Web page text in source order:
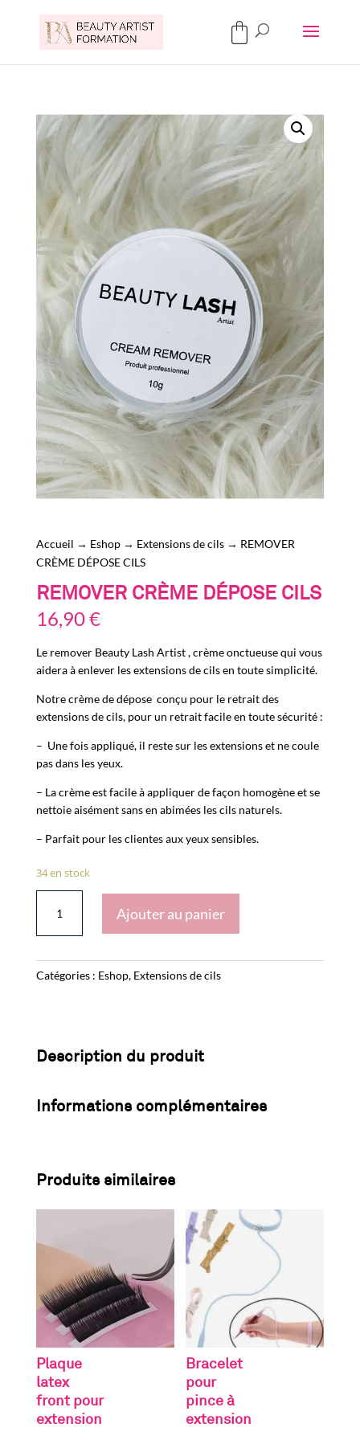
Accueil → Eshop→ Extensions de cils→ REMOVER
CRÈME DÉPOSE CILS
REMOVER CRÈME DÉPOSE CILS
16,90€
Le remover Beauty Lash Artist , crème onctueuse qui vous
aidera à enlever les extensions de cils en toute simplicité.
Notre crème de dépose conçu pour le retrait des
extensions de cils, pour un retrait facile en toute sécurité :
– Une fois appliqué, il reste sur les extensions et ne coule
pas dans les yeux.
– La crème est facile à appliquer de façon homogène et se
nettoie aisément sans en abimées les cils naturels.
– Parfait pour les clientesaux yeux sensibles.
34 en stock
REMOVER
DÉPOSE
Ajouter au panier
Catégories : Eshop, Extensions de cils
Description du produit
Informations complémentaires
Produits similaires
Plaque
latex
front pour
extension
Bracelet
pour
pince à
extension